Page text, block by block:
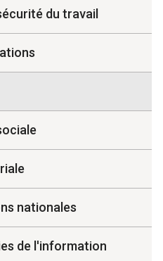
du travail
nationales
de l'information